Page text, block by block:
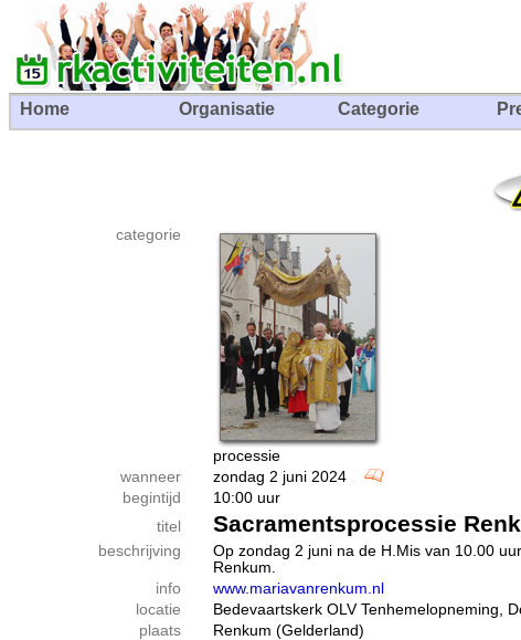
Home Organisatie Categorie
categorie
processie
wanneer
zondag 2 juni 2024
begintijd
10:00 uur
titel
Sacramentsprocessie
beschrijving
Op zondag 2 juni na de H.Mis van 10.00
Renkum.
info
www.mariavanrenkum.nl
locatie
Bedevaartskerk OLV Tenhemelopneming,
plaats
Renkum (Gelderland)